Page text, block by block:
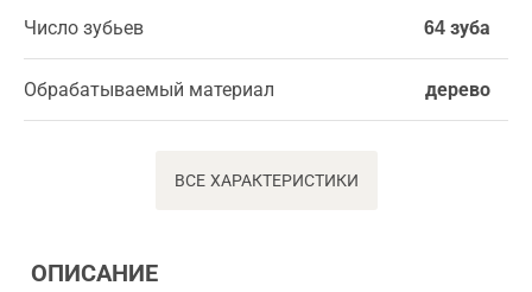
Число зубьев 64 зуба
Обрабатываемый материал дерево
ВСЕ ХАРАКТЕРИСТИКИ
ОПИСАНИЕ